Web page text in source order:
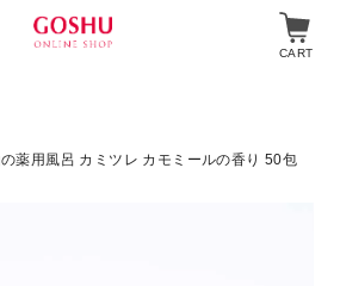
CART
薬用風呂 カミツレ カモミールの香り 50包